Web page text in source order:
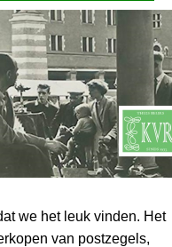
we het leuk vinden. Het
van postzegels,